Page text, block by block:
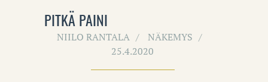
PITKÄ PAINI
NIILO RANTALA
NÄKEMYS
25.4.2020